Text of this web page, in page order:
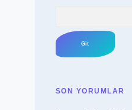
SON YORUMLAR